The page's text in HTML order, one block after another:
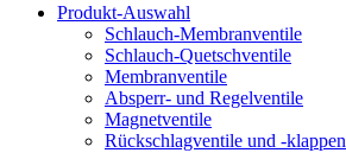
Produkt-Auswahl
Schlauch-Membranventile
Schlauch-Quetschventile
Membranventile
Absperr- und Regelventile
Magnetventile
Rückschlagventile und -klappen